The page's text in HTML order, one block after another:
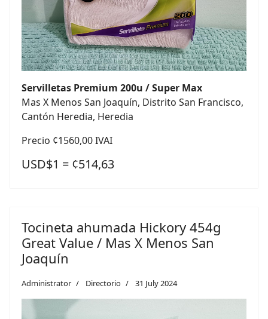
Servilletas Premium 200u / Super Max
Mas X Menos San Joaquín, Distrito San Francisco,
Cantón Heredia, Heredia
Precio ¢1560,00 IVAI
USD$1 = ¢514,63
Tocineta ahumada Hickory 454g
Great Value / Mas X Menos San
Joaquín
Administrator Directorio 31 July 2024